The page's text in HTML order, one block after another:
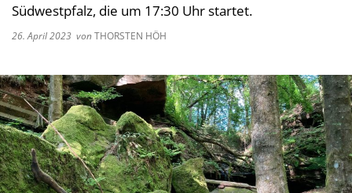
Kultur im Landkreis
Südwestpfalz, die um 17:30 Uhr startet.
26. April 2023 vonTHORSTEN HÖH